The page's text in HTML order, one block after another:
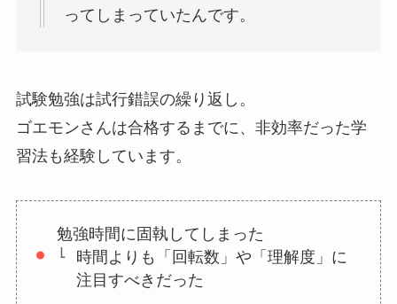
ってしまっていたんです。
試験勉強は試行錯誤の繰り返し。
ゴエモンさんは合格するまでに、非効率だった学
習法も経験しています。
勉強時間に固執してしまった
時間よりも「回転数」や「理解度」に
注目すべきだった